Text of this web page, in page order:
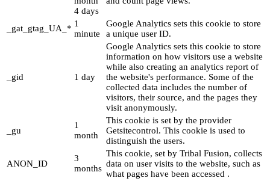
4 days
_gat_gtag_UA_* 1
minute
Google Analytics sets this cookie to store
a unique user ID.
_gid 1 day
Google Analytics sets this cookie to store
information on how visitors use a website
while also creating an analytics report of
the website's performance. Some of the
collected data includes the number of
visitors, their source, and the pages they
visit anonymously.
_gu
1
month
This cookie is set by the provider
Getsitecontrol. This cookie is used to
distinguish the users.
ANON_ID
3
months
This cookie, set by Tribal Fusion, collects
data on user visits to the website, such as
what pages have been accessed .